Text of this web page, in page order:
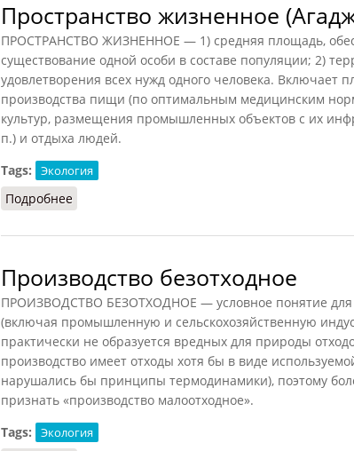
Пространство жизненное
ПРОСТРАНСТВО ЖИЗНЕННОЕ — 1) средняя площадь,
существование одной особи в составе популяции; 2)
удовлетворения всех нужд одного человека. Включает
производства пищи (по оптимальным медицинским
культур, размещения промышленных объектов с их
п.) и отдыха людей.
Tags:
Экология
Подробнее
Производство безотходное
ПРОИЗВОДСТВО БЕЗОТХОДНОЕ — условное понятие для
(включая промышленную и сельскохозяйственную
практически не образуется вредных для природы
производство имеет отходы хотя бы в виде
нарушались бы принципы термодинамики), поэтому
признать «производство малоотходное».
Tags:
Экология